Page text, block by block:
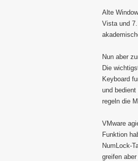
Alte
Vista und
Nun aber
Die
Keyboard
und bedient
regeln die
VMware
Funktion
NumLock-
greifen